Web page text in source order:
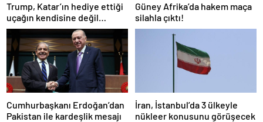
Trump, Katar’ın hediye ettiği
uçağın kendisine değil
Pentagon’a verileceğini
açıkladı
Güney Afrika’da hakem maça
silahla çıktı!
Cumhurbaşkanı Erdoğan’dan
Pakistan ile kardeşlik mesajı
İran, İstanbul’da 3 ülkeyle
nükleer konusunu görüşecek